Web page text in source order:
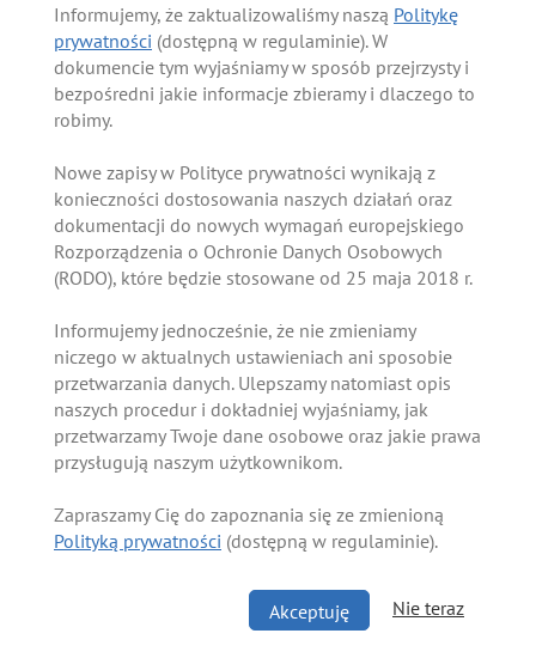
Informujemy, że zaktualizowaliśmy naszą Politykę
prywatności (dostępną w regulaminie). W
dokumencie tym wyjaśniamy w sposób przejrzysty i
bezpośredni jakie informacje zbieramy i dlaczego to
robimy.
Nowe zapisy w Polityce prywatności wynikają z
konieczności dostosowania naszych działań oraz
dokumentacji do nowych wymagań europejskiego
Rozporządzenia o Ochronie Danych Osobowych
(RODO), które będzie stosowane od 25 maja 2018 r.
Informujemy jednocześnie, że nie zmieniamy
niczego w aktualnych ustawieniach ani sposobie
przetwarzania danych. Ulepszamy natomiast opis
naszych procedur i dokładniej wyjaśniamy, jak
przetwarzamy Twoje dane osobowe oraz jakie prawa
przysługują naszym użytkownikom.
Zapraszamy Cię do zapoznania się ze zmienioną
Polityką prywatności (dostępną w regulaminie).
Akceptuję Nie teraz